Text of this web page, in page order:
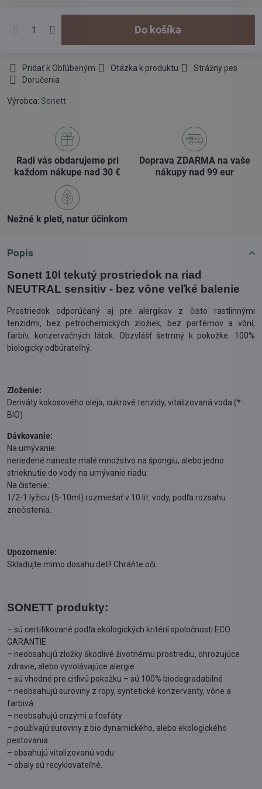
Do košíka
Pridať k Obľúbeným Otázka k produktu
Strážny pes
Doručenia
Výrobca: Sonett
Radi vás obdarujeme pri
každom nákupe nad 30 €
Doprava ZDARMA na vaše
nákupy nad 99 eur
Nežné k pleti, natur účinkom
Popis
Sonett 10l tekutý prostriedok na riad
NEUTRAL sensitiv - bez vône veľké balenie
Prostriedok odporúčaný aj pre alergikov z čisto rastlinnými
tenzidmi, bez petrochemických zložiek, bez parfémov a vôní,
farbív, konzervačných látok. Obzvlášť šetrnný k pokožke. 100%
biologicky odbúrateľný.
Zloženie:
Deriváty kokosového oleja, cukrové tenzidy, vitalizovaná voda (*
BIO)
Dávkovanie:
Na umývanie:
neriedené naneste malé množstvo na špongiu, alebo jedno
strieknutie do vody na umývanie riadu.
Na čistenie:
1/2-1 lyžicu (5-10ml) rozmiešať v 10 lit. vody, podľa rozsahu
znečistenia.
Upozornenie:
Skladujte mimo dosahu detí! Chráňte oči.
SONETT produkty:
– sú certifikované podľa ekologických kritérií spoločnosti ECO
GARANTIE
– neobsahujú zložky škodlivé životnému prostrediu, ohrozujúce
zdravie, alebo vyvolávajúce alergie
– sú vhodné pre citlivú pokožku – sú 100% biodegradabilné
– neobsahujú suroviny z ropy, syntetické konzervanty, vône a
farbivá
– neobsahujú enzými a fosfáty
– používajú suroviny z bio dynamického, alebo ekologického
pestovania
– obsahujú vitalizovanú vodu
– obaly sú recyklovateľné.